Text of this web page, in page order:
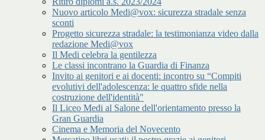
Nuovo articolo Medi@vox: sicurezza stradale senza
sconti
Progetto sicurezza stradale: la testimonianza video dalla
redazione Medi@vox
Il Medi celebra la gentilezza
Le classi incontrano la Guardia di Finanza
Invito ai genitori e ai docenti: incontro su “Compiti
evolutivi dell'adolescenza: le quattro sfide nella
costruzione dell'identità"
Il Liceo Medi al Salone dell'orientamento presso la
Gran Guardia
Cinema e Memoria del Novecento